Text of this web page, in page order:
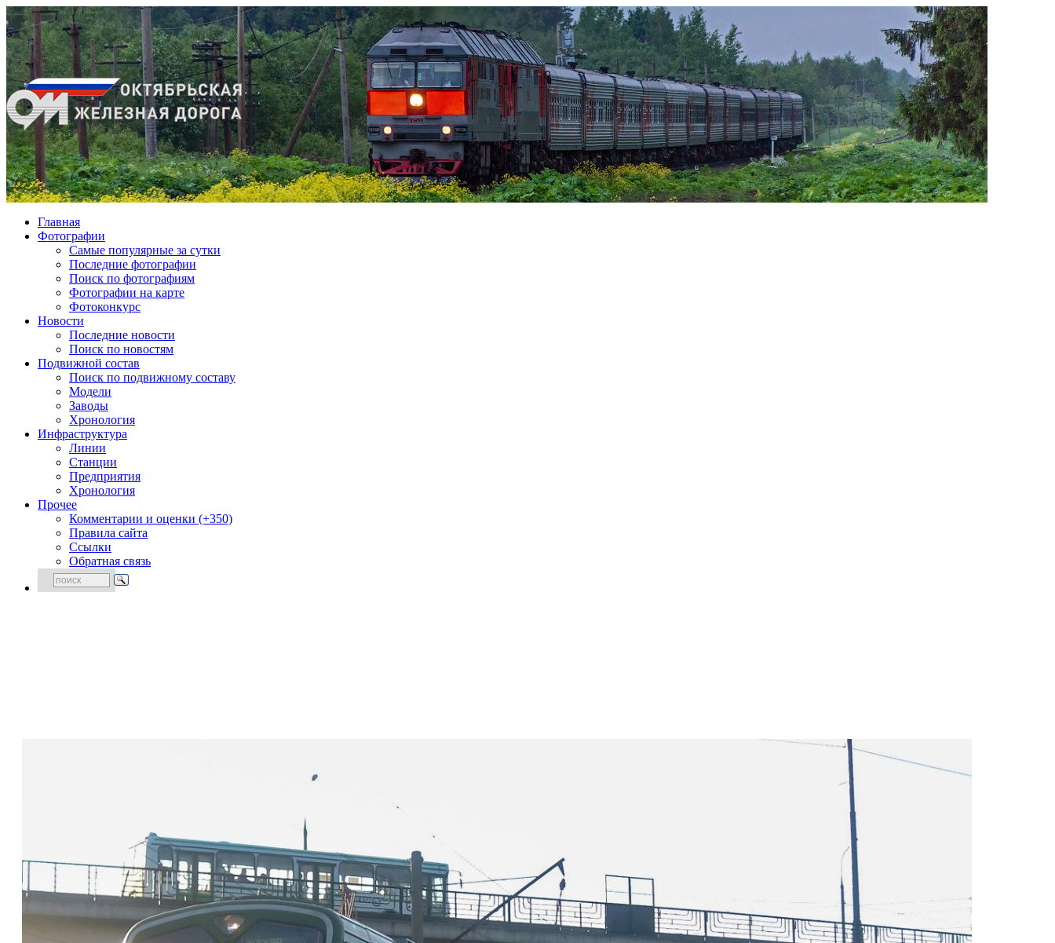
Главная
Фотографии
Cамые популярные за сутки
Последние фотографии
Поиск по фотографиям
Фотографии на карте
Фотоконкурс
Новости
Последние новости
Поиск по новостям
Подвижной состав
Поиск по подвижному составу
Модели
Заводы
Хронология
Инфраструктура
Линии
Станции
Предприятия
Хронология
Прочее
Комментарии и оценки (+350)
Правила сайта
Ссылки
Обратная связь